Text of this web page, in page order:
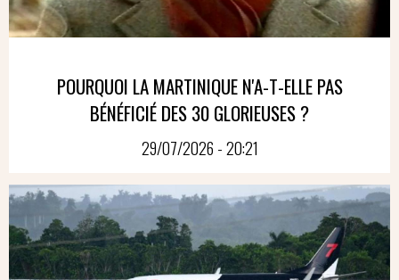
POURQUOI LA MARTINIQUE N'A-T-ELLE PAS
BÉNÉFICIÉ DES 30 GLORIEUSES ?
29/07/2026 - 20:21